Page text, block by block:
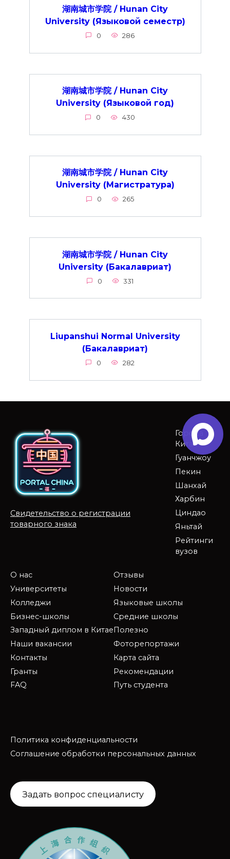
湖南城市学院 / Hunan City
University (Языковой семестр)
0 286
湖南城市学院 / Hunan City
University (Языковой год)
0 430
湖南城市学院 / Hunan City
University (Магистратура)
0 265
湖南城市学院 / Hunan City
University (Бакалавриат)
0 331
Liupanshui Normal University
(Бакалавриат)
0 282
Свидетельство о регистрации
товарного знака
Города
Китая
Гуанчжоу
Пекин
Шанхай
Харбин
Циндао
Яньтай
Рейтинги
вузов
О нас
Университеты
Колледжи
Бизнес-школы
Западный диплом в Китае
Наши вакансии
Контакты
Гранты
FAQ
Отзывы
Новости
Языковые школы
Средние школы
Полезно
Фоторепортажи
Карта сайта
Рекомендации
Путь студента
Политика конфиденциальности
Соглашение обработки персональных данных
Задать вопрос специалисту